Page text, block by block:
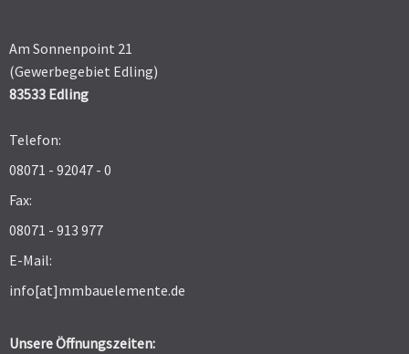
Am Sonnenpoint 21
(Gewerbegebiet Edling)
83533 Edling
Telefon:
08071 - 92047 - 0
Fax:
08071 - 913 977
E-Mail:
info[at]mmbauelemente.de
Unsere Öffnungszeiten: